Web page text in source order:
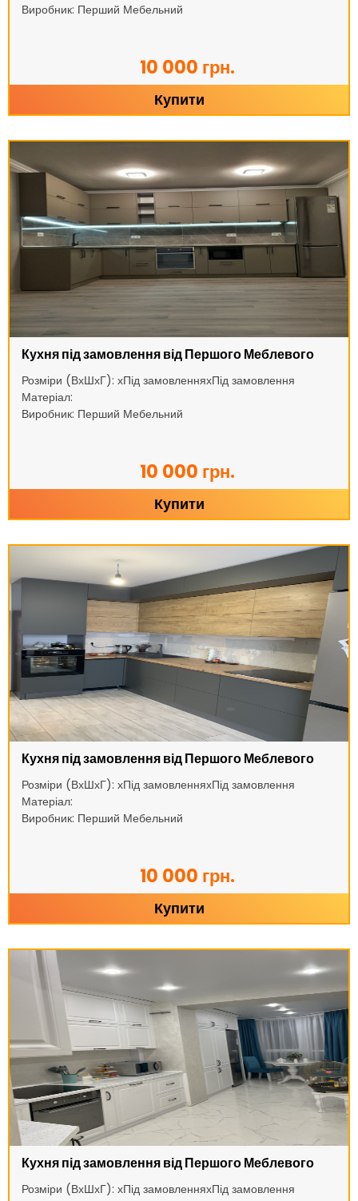
Виробник: Перший Мебельний
10 000 грн.
Купити
Кухня під замовлення від Першого Меблевого
Розміри (ВхШхГ): хПід замовленняхПід замовлення
Матеріал:
Виробник: Перший Мебельний
10 000 грн.
Купити
Кухня під замовлення від Першого Меблевого
Розміри (ВхШхГ): хПід замовленняхПід замовлення
Матеріал:
Виробник: Перший Мебельний
10 000 грн.
Купити
Кухня під замовлення від Першого Меблевого
Розміри (ВхШхГ): хПід замовленняхПід замовлення